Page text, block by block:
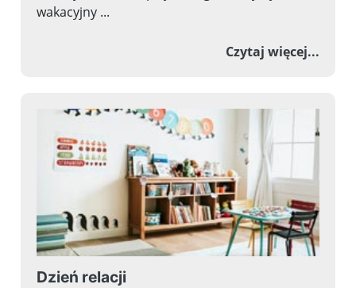
wakacyjny ...
Czytaj więcej...o
Dzień relacji